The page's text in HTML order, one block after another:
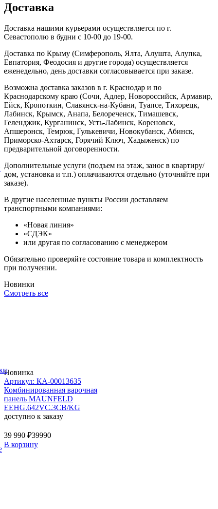
Доставка
Доставка нашими курьерами осуществляется по г.
Севастополю в будни с 10-00 до 19-00.
Доставка по Крыму (Симферополь, Ялта, Алушта, Алупка,
Евпатория, Феодосия и другие города) осуществляется
еженедельно, день доставки согласовывается при заказе.
Возможна доставка заказов в г. Краснодар и по
Краснодарскому краю (Сочи, Адлер, Новороссийск, Армавир,
Ейск, Кропоткин, Славянск-на-Кубани, Туапсе, Тихорецк,
Лабинск, Крымск, Анапа, Белореченск, Тимашевск,
Геленджик, Курганинск, Усть-Лабинск, Кореновск,
Апшеронск, Темрюк, Гулькевичи, Новокубанск, Абинск,
Приморско-Ахтарск, Горячий Ключ, Хадыженск) по
предварительной договоренности.
Дополнительные услуги (подъем на этаж, занос в квартиру/
дом, установка и т.п.) оплачиваются отдельно (уточняйте при
заказе).
В другие населенные пункты России доставляем
транспортными компаниями:
«Новая линия»
«СДЭК»
или другая по согласованию с менеджером
Обязательно проверяйте состояние товара и комплектность
при получении.
Новинки
Смотреть все
Новинка
Артикул: КА-00013635
Комбинированная варочная
панель MAUNFELD
EEHG.642VC.3CB/KG
доступно к заказу
39 990 ₽39990
В корзину